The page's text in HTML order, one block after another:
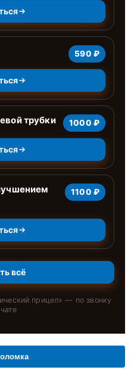
590 ₽
трубки 1000 ₽
1100 ₽
всё
прицел» — по звонку